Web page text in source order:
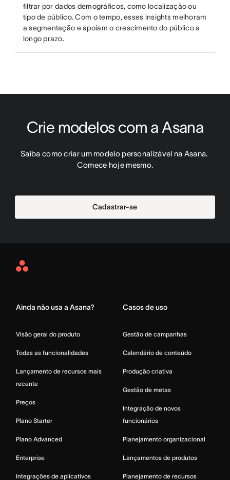
filtrar por dados demográficos, como localização ou
tipo de público. Com o tempo, esses insights melhoram
a segmentação e apoiam o crescimento do público a
longo prazo.
Crie modelos com a Asana
Saiba como criar um modelo personalizável na Asana.
Comece hoje mesmo.
Cadastrar-se
Asana
Ainda não usa a Asana?
Visão geral do produto
Todas as funcionalidades
Lançamento de recursos mais
recente
Preços
Plano Starter
Plano Advanced
Enterprise
Integrações de aplicativos
Casos de uso
Gestão de campanhas
Calendário de conteúdo
Produção criativa
Gestão de metas
Integração de novos
funcionários
Planejamento organizacional
Lançamentos de produtos
Planejamento de recursos